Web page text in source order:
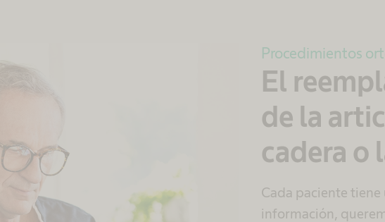
Procedimientos
El
de la
cadera o
Cada paciente tiene
información,